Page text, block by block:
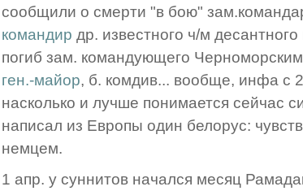
сообщили о смерти "в бою"
командир др. известного ч/м
погиб зам. командующего
ген.-майор, б. комдив... вообще, инфа с
насколько и лучше понимается сейчас
написал из Европы один белорус:
немцем.
1 апр. у суннитов начался месяц